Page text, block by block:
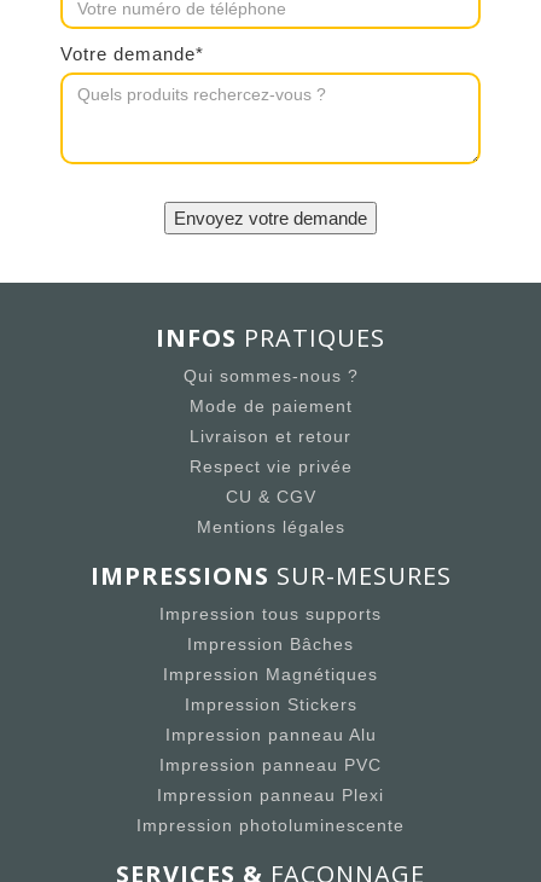
Votre demande*
INFOS PRATIQUES
Qui sommes-nous ?
Mode de paiement
Livraison et retour
Respect vie privée
CU & CGV
Mentions légales
IMPRESSIONS SUR-MESURES
Impression tous supports
Impression Bâches
Impression Magnétiques
Impression Stickers
Impression panneau Alu
Impression panneau PVC
Impression panneau Plexi
Impression photoluminescente
SERVICES & FAÇONNAGE